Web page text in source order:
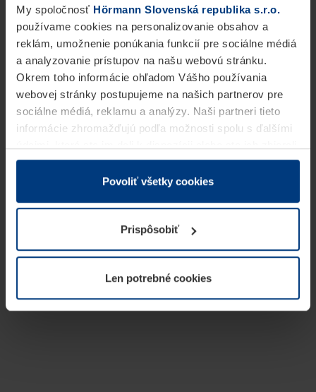
My spoločnosť Hörmann Slovenská republika s.r.o.
používame cookies na personalizovanie obsahov a
reklám, umožnenie ponúkania funkcií pre sociálne médiá
a analyzovanie prístupov na našu webovú stránku.
Okrem toho informácie ohľadom Vášho používania
webovej stránky postupujeme na našich partnerov pre
sociálne médiá, reklamu a analýzy. Naši partneri tieto
informácie zhromažďujú podľa možnosti spolu s ďalšími
v rámci Vášho využívania služieb.
Z právneho hľadiska môžeme cookies ukladať na Vašom
prevádzku tejto stránky. Pre všetky ostatné typy cookie
potrebujeme Vaše povolenie. Vaše povolenie môžete
kedykoľvek zmeniť alebo odvolať vo vysvetlení cookie
našej webovej stránky.
Povoliť všetky cookies
Prispôsobiť
Len potrebné cookies